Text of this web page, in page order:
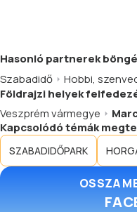
Hasonló partnerek
Szabadidő
Hobbi,
Földrajzi helyek
Veszprém vármegye
Kapcsolódó témák
SZABADIDŐPARK
OSSZA